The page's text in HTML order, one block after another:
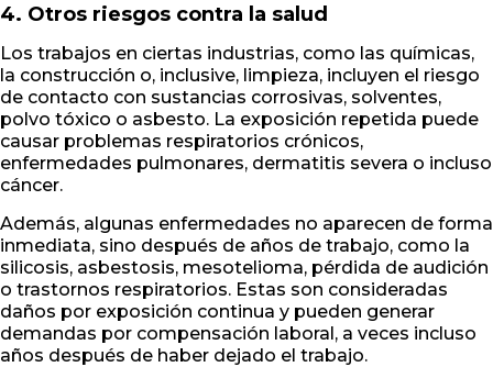
4. Otros riesgos contra la salud
Los trabajos en ciertas industrias, como las químicas,
la construcción o, inclusive, limpieza, incluyen el riesgo
de contacto con sustancias corrosivas, solventes,
polvo tóxico o asbesto. La exposición repetida puede
causar problemas respiratorios crónicos,
enfermedades pulmonares, dermatitis severa o incluso
cáncer.
Además, algunas enfermedades no aparecen de forma
inmediata, sino después de años de trabajo, como la
silicosis, asbestosis, mesotelioma, pérdida de audición
o trastornos respiratorios. Estas son consideradas
daños por exposición continua y pueden generar
demandas por compensación laboral, a veces incluso
años después de haber dejado el trabajo.